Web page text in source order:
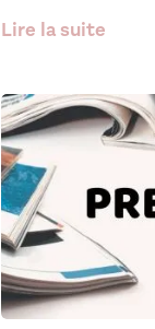
Lire la suite